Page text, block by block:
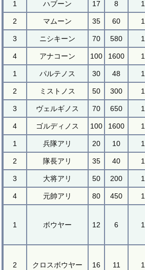
1 ハブーン 17 8 1
2 マムーン 35 60 1
3 ニシキーン 70 580 1
4 アナコーン 100 1600 1
1 パルテノス 30 48 1
2 ミストノス 50 300 1
3 ヴェルギノス 70 650 1
4 ゴルディノス 100 1600 1
1 兵隊アリ 20 10 1
2 隊長アリ 35 40 1
3 大将アリ 50 200 1
4 元帥アリ 80 450 1
1 ボウヤー 12 6 1
2 クロスボウヤー 16 11 1